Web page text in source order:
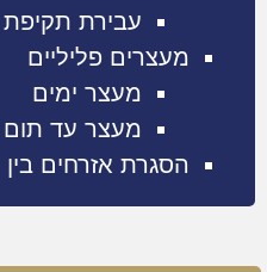
עבירת תקיפת
מעצרים פליליים
מעצר ימים
מעצר עד תום
הסגרת אזרחים בין